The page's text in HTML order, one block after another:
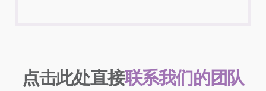
点击此处直接联系我们的团队